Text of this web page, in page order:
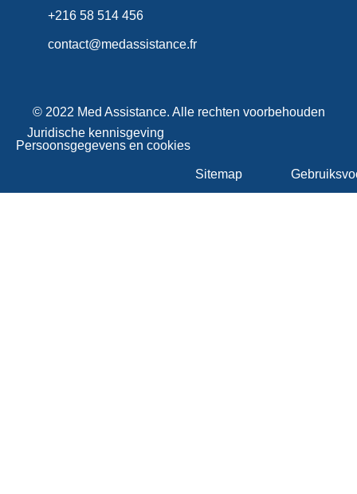
+216 58 514 456
contact@medassistance.fr
© 2022 Med Assistance. Alle rechten voorbehouden
Juridische kennisgeving
Persoonsgegevens en cookies
Sitemap